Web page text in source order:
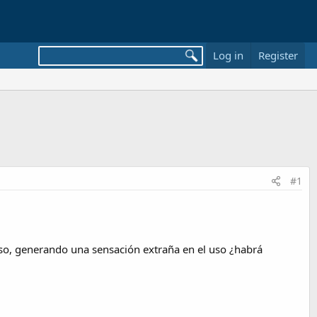
Log in Register
#1
generando una sensación extraña en el uso ¿habrá